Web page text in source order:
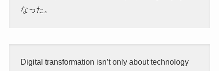
なった。
Digital transformation isn’t only about technology